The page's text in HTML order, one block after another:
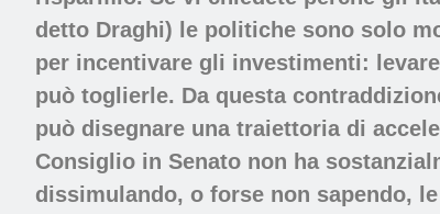
detto Draghi) le politiche sono solo
per incentivare gli investimenti:
può toglierle. Da questa
può disegnare una traiettoria di
Consiglio in Senato non ha
dissimulando, o forse non sapendo,